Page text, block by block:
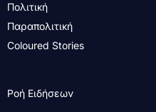
Πολιτική
Παραπολιτική
Coloured Stories
Ροή Ειδήσεων